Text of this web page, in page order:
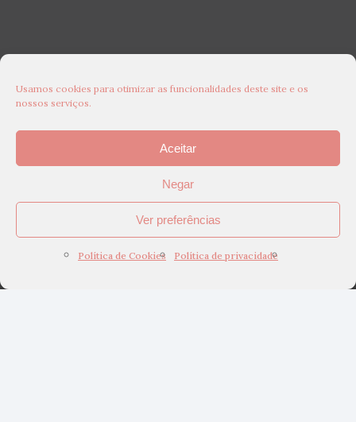
Usamos cookies para otimizar as funcionalidades deste site e os
nossos serviços.
Aceitar
Negar
Ver preferências
Política de Cookies Política de privacidade